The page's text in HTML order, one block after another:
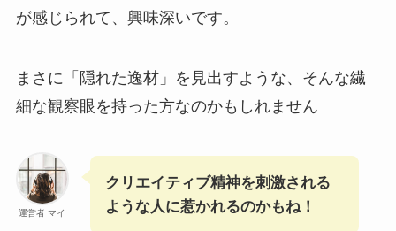
が感じられて、興味深いです。
まさに「隠れた逸材」を見出すような、そんな繊
細な観察眼を持った方なのかもしれません
運営者 マイ
クリエイティブ精神を刺激される
ような人に惹かれるのかもね！